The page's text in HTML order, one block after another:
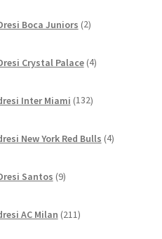
Boca Juniors 2izdelka
Crystal Palace 4izdelki
Inter Miami 132izdelkov
New York Red Bulls 4izdelki
Santos 9izdelkov
AC Milan 211izdelkov